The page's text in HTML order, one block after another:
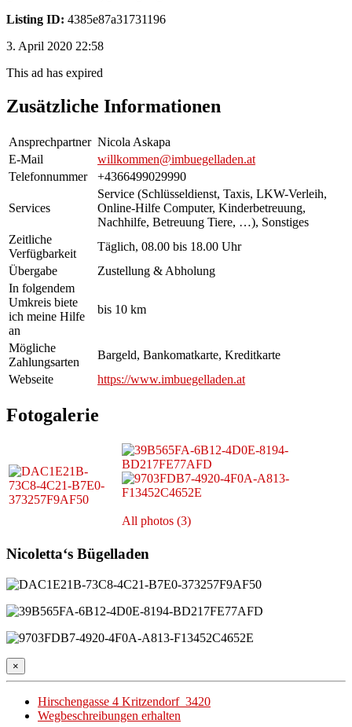
Listing ID: 4385e87a31731196
3. April 2020 22:58
This ad has expired
Zusätzliche Informationen
Ansprechpartner Nicola Askapa
E-Mail
willkommen@imbuegelladen.at
Telefonnummer
+4366499029990
Services
Service (Schlüsseldienst, Taxis, LKW-Verleih,
Online-Hilfe Computer, Kinderbetreuung,
Nachhilfe, Betreuung Tiere, …), Sonstiges
Zeitliche
Verfügbarkeit
Täglich, 08.00 bis 18.00 Uhr
Übergabe
Zustellung & Abholung
In folgendem
Umkreis biete
ich meine Hilfe
an
bis 10 km
Mögliche
Zahlungsarten
Bargeld, Bankomatkarte, Kreditkarte
Webseite
https://www.imbuegelladen.at
Fotogalerie
All photos (3)
Nicoletta‘s Bügelladen
×
Hirschengasse 4 Kritzendorf 3420
Wegbeschreibungen erhalten